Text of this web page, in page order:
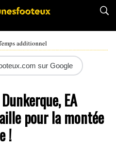
additionnel
sur Google
EA
pour la montée
!